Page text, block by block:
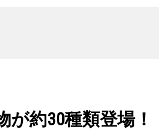
約30種類登場！